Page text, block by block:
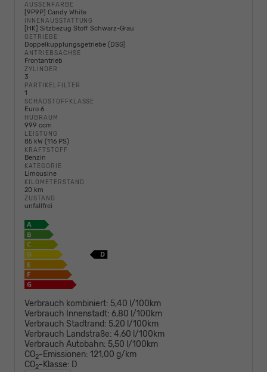
AUSSENFARBE
[9P9P] Candy White
INNENAUSSTATTUNG
[HK] Sitzbezug Stoff Schwarz-Grau
GETRIEBE
Doppelkupplungsgetriebe (DSG)
ANTRIEBSACHSE
Frontantrieb
ZYLINDER
3
PARTIKELFILTER
1
SCHADSTOFFKLASSE
Euro 6
HUBRAUM
999 ccm
LEISTUNG
85 kW (116 PS)
KRAFTSTOFF
Benzin
KATEGORIE
Limousine
KILOMETERSTAND
20 km
ZUSTAND
unfallfrei
Verbrauch kombiniert: 5,40 l/100km
Verbrauch Innenstadt: 6,80 l/100km
Verbrauch Stadtrand: 5,20 l/100km
Verbrauch Landstraße: 4,60 l/100km
Verbrauch Autobahn: 5,50 l/100km
CO2-Emissionen: 121,00 g/km
CO2-Klasse: D